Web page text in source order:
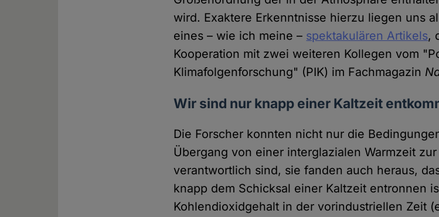
wird. Exaktere Erkenntnisse hierzu liegen uns
eines – wie ich meine – spektakulären Artikels,
Kooperation mit zwei weiteren Kollegen vom
Klimafolgenforschung" (PIK) im Fachmagazin
Wir sind nur knapp einer Kaltzeit
Die Forscher konnten nicht nur die
Übergang von einer interglazialen Warmzeit
verantwortlich sind, sie fanden auch heraus,
knapp dem Schicksal einer Kaltzeit entronnen
Kohlendioxidgehalt in der vorindustriellen Zeit